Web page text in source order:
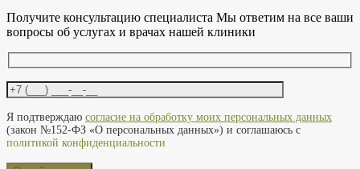
Получите консультацию специалиста Мы ответим на все ваши
вопросы об услугах и врачах нашей клиники
Я подтверждаю согласие на обработку моих персональных данных
(закон №152-ФЗ «О персональных данных») и соглашаюсь с
политикой конфиденциальности